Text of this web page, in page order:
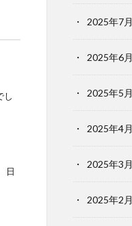
し
日
2025年7月
2025年6月
2025年5月
2025年4月
2025年3月
2025年2月